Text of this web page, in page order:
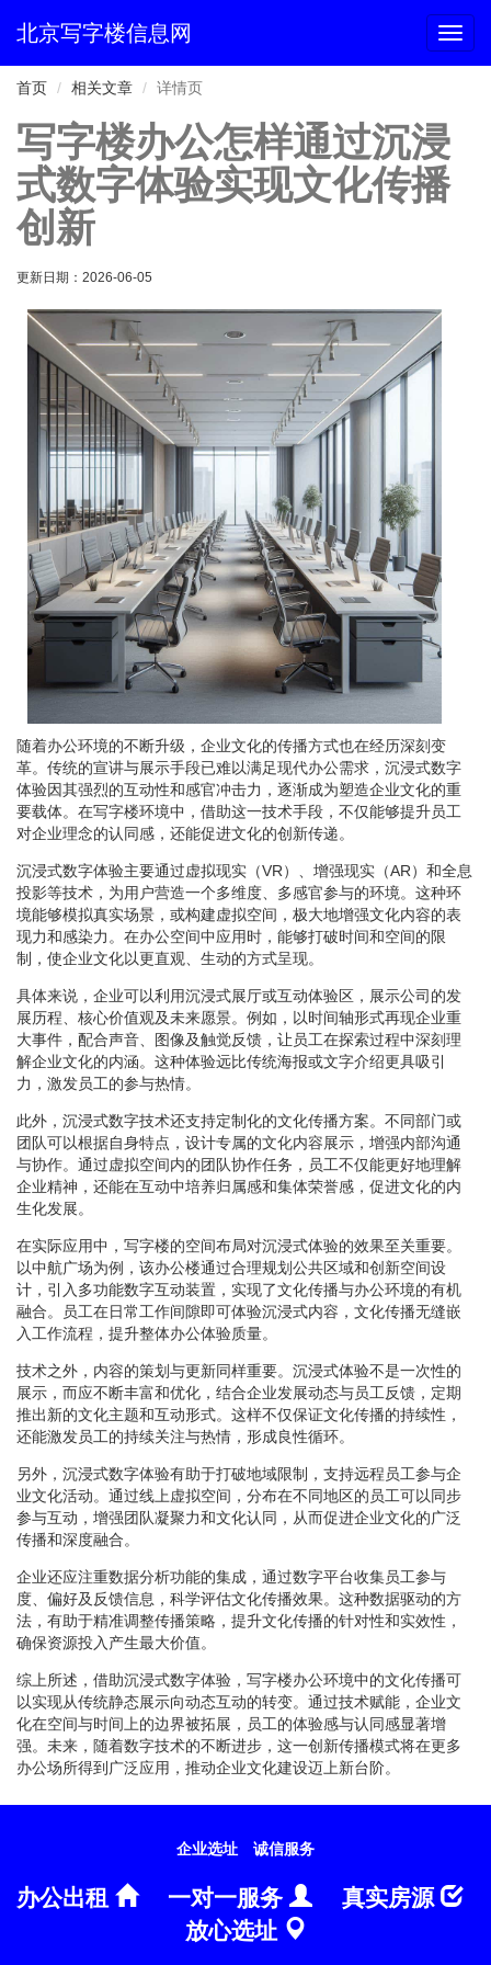
切
换
北京写字楼信息网
首页 相关文章 详情页
写字楼办公怎样通过沉浸
式数字体验实现文化传播
创新
更新日期： 2026-06-05
随着办公环境的不断升级，企业文化的传播方式也在经历深刻变
革。传统的宣讲与展示手段已难以满足现代办公需求，沉浸式数字
体验因其强烈的互动性和感官冲击力，逐渐成为塑造企业文化的重
要载体。在写字楼环境中，借助这一技术手段，不仅能够提升员工
对企业理念的认同感，还能促进文化的创新传递。
沉浸式数字体验主要通过虚拟现实（VR）、增强现实（AR）和全息
投影等技术，为用户营造一个多维度、多感官参与的环境。这种环
境能够模拟真实场景，或构建虚拟空间，极大地增强文化内容的表
现力和感染力。在办公空间中应用时，能够打破时间和空间的限
制，使企业文化以更直观、生动的方式呈现。
具体来说，企业可以利用沉浸式展厅或互动体验区，展示公司的发
展历程、核心价值观及未来愿景。例如，以时间轴形式再现企业重
大事件，配合声音、图像及触觉反馈，让员工在探索过程中深刻理
解企业文化的内涵。这种体验远比传统海报或文字介绍更具吸引
力，激发员工的参与热情。
此外，沉浸式数字技术还支持定制化的文化传播方案。不同部门或
团队可以根据自身特点，设计专属的文化内容展示，增强内部沟通
与协作。通过虚拟空间内的团队协作任务，员工不仅能更好地理解
企业精神，还能在互动中培养归属感和集体荣誉感，促进文化的内
生化发展。
在实际应用中，写字楼的空间布局对沉浸式体验的效果至关重要。
以中航广场为例，该办公楼通过合理规划公共区域和创新空间设
计，引入多功能数字互动装置，实现了文化传播与办公环境的有机
融合。员工在日常工作间隙即可体验沉浸式内容，文化传播无缝嵌
入工作流程，提升整体办公体验质量。
技术之外，内容的策划与更新同样重要。沉浸式体验不是一次性的
展示，而应不断丰富和优化，结合企业发展动态与员工反馈，定期
推出新的文化主题和互动形式。这样不仅保证文化传播的持续性，
还能激发员工的持续关注与热情，形成良性循环。
另外，沉浸式数字体验有助于打破地域限制，支持远程员工参与企
业文化活动。通过线上虚拟空间，分布在不同地区的员工可以同步
参与互动，增强团队凝聚力和文化认同，从而促进企业文化的广泛
传播和深度融合。
企业还应注重数据分析功能的集成，通过数字平台收集员工参与
度、偏好及反馈信息，科学评估文化传播效果。这种数据驱动的方
法，有助于精准调整传播策略，提升文化传播的针对性和实效性，
确保资源投入产生最大价值。
综上所述，借助沉浸式数字体验，写字楼办公环境中的文化传播可
以实现从传统静态展示向动态互动的转变。通过技术赋能，企业文
化在空间与时间上的边界被拓展，员工的体验感与认同感显著增
强。未来，随着数字技术的不断进步，这一创新传播模式将在更多
办公场所得到广泛应用，推动企业文化建设迈上新台阶。
企业选址 诚信服务
办公出租 一对一服务
真实房源
放心选址